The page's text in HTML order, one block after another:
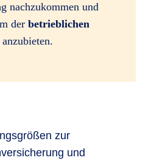
nachzukommen und
der betrieblichen
anzubieten.
zur
und